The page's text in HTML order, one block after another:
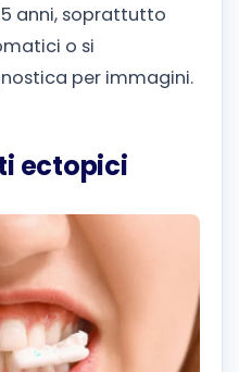
anni, soprattutto
o si
per immagini.
ectopici